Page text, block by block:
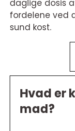
daglige dosis
fordelene ved
sund kost.
Hvad er
mad?